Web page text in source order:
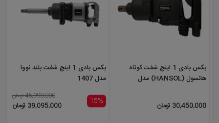
بکس بادی 1 اینچ شفت کوتاه
هانسول (HANSOL) مدل
30,450,000 تومان
بکس بادی 1 اینچ شفت بلند نووا
مدل 1407
15% 45,998,000 تومان
39,095,000 تومان